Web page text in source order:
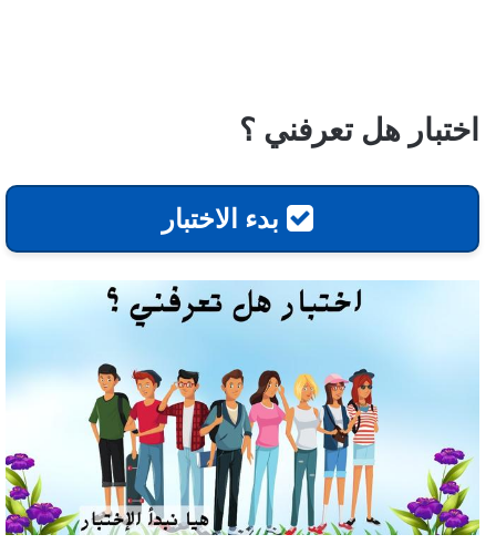
اختبار هل تعرفني ؟
بدء الاختبار